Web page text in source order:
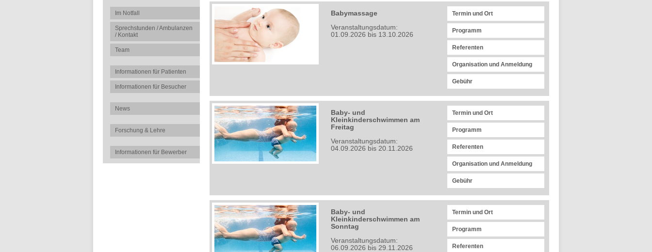
Im Notfall
Sprechstunden / Ambulanzen
/ Kontakt
Team
Informationen für Patienten
Informationen für Besucher
News
Forschung & Lehre
Informationen für Bewerber
Babymassage
Veranstaltungsdatum:
01.09.2026 bis 13.10.2026
Termin und Ort
Programm
Referenten
Organisation und Anmeldung
Gebühr
Baby- und
Kleinkinderschwimmen am
Freitag
Veranstaltungsdatum:
04.09.2026 bis 20.11.2026
Termin und Ort
Programm
Referenten
Organisation und Anmeldung
Gebühr
Baby- und
Kleinkinderschwimmen am
Sonntag
Veranstaltungsdatum:
06.09.2026 bis 29.11.2026
Termin und Ort
Programm
Referenten